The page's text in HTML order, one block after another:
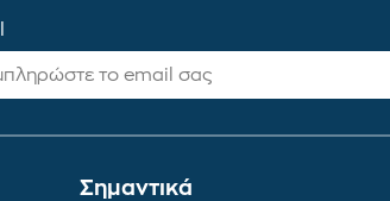
Σημαντικά